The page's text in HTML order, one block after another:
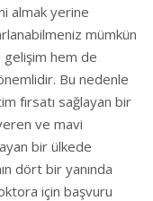
almak yerine
mümkün
gelişim hem de
Bu nedenle
fırsatı sağlayan bir
ve mavi
bir ülkede
dört bir yanında
için başvuru